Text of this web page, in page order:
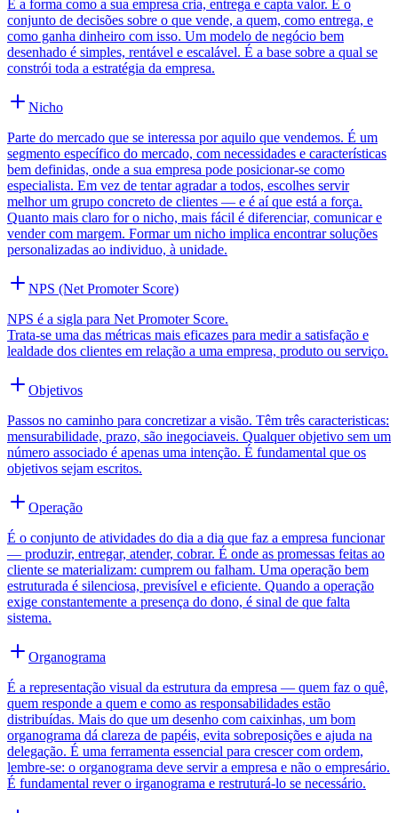
É a forma como a sua empresa cria, entrega e capta valor. É o
conjunto de decisões sobre o que vende, a quem, como entrega, e
como ganha dinheiro com isso. Um modelo de negócio bem
desenhado é simples, rentável e escalável. É a base sobre a qual se
constrói toda a estratégia da empresa.
Nicho
Parte do mercado que se interessa por aquilo que vendemos. É um
segmento específico do mercado, com necessidades e características
bem definidas, onde a sua empresa pode posicionar-se como
especialista. Em vez de tentar agradar a todos, escolhes servir
melhor um grupo concreto de clientes — e é aí que está a força.
Quanto mais claro for o nicho, mais fácil é diferenciar, comunicar e
vender com margem. Formar um nicho implica encontrar soluções
personalizadas ao individuo, à unidade.
NPS (Net Promoter Score)
NPS é a sigla para Net Promoter Score.
Trata-se uma das métricas mais eficazes para medir a satisfação e
lealdade dos clientes em relação a uma empresa, produto ou serviço.
Objetivos
Passos no caminho para concretizar a visão. Têm três caracteristicas:
mensurabilidade, prazo, são inegociaveis. Qualquer objetivo sem um
número associado é apenas uma intenção. É fundamental que os
objetivos sejam escritos.
Operação
É o conjunto de atividades do dia a dia que faz a empresa funcionar
— produzir, entregar, atender, cobrar. É onde as promessas feitas ao
cliente se materializam: cumprem ou falham. Uma operação bem
estruturada é silenciosa, previsível e eficiente. Quando a operação
exige constantemente a presença do dono, é sinal de que falta
sistema.
Organograma
É a representação visual da estrutura da empresa — quem faz o quê,
quem responde a quem e como as responsabilidades estão
distribuídas. Mais do que um desenho com caixinhas, um bom
organograma dá clareza de papéis, evita sobreposições e ajuda na
delegação. É uma ferramenta essencial para crescer com ordem,
lembre-se: o organograma deve servir a empresa e não o empresário.
É fundamental rever o irganograma e restruturá-lo se necessário.